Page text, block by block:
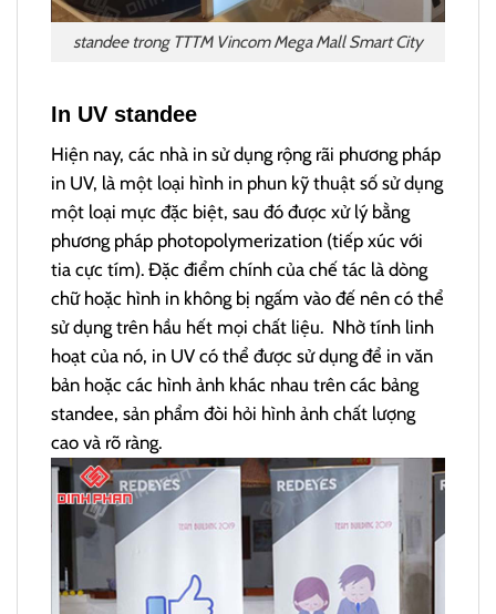
standee trong TTTM Vincom Mega Mall Smart City
In UV standee
Hiện nay, các nhà in sử dụng rộng rãi phương pháp
in UV, là một loại hình in phun kỹ thuật số sử dụng
một loại mực đặc biệt, sau đó được xử lý bằng
phương pháp photopolymerization (tiếp xúc với
tia cực tím). Đặc điểm chính của chế tác là dòng
chữ hoặc hình in không bị ngấm vào đế nên có thể
sử dụng trên hầu hết mọi chất liệu. Nhờ tính linh
hoạt của nó, in UV có thể được sử dụng để in văn
bản hoặc các hình ảnh khác nhau trên các bảng
standee, sản phẩm đòi hỏi hình ảnh chất lượng
cao và rõ ràng.